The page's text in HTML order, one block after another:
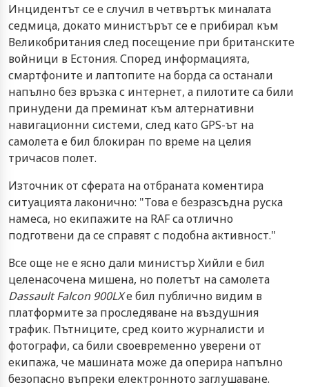
Инцидентът се е случил в четвъртък миналата
седмица, докато министърът се е прибирал към
Великобритания след посещение при британските
войници в Естония. Според информацията,
смартфоните и лаптопите на борда са останали
напълно без връзка с интернет, а пилотите са били
принудени да преминат към алтернативни
навигационни системи, след като GPS-ът на
самолета е бил блокиран по време на целия
тричасов полет.
Източник от сферата на отбраната коментира
ситуацията лаконично: "Това е безразсъдна руска
намеса, но екипажите на RAF са отлично
подготвени да се справят с подобна активност."
Все още не е ясно дали министър Хийли е бил
целенасочена мишена, но полетът на самолета
Dassault Falcon 900LXе бил публично видим в
платформите за проследяване на въздушния
трафик. Пътниците, сред които журналисти и
фотографи, са били своевременно уверени от
екипажа, че машината може да оперира напълно
безопасно въпреки електронното заглушаване.